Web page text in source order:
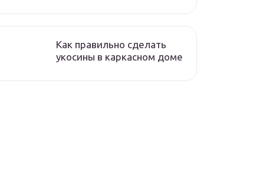
Как правильно сделать
укосины в каркасном доме